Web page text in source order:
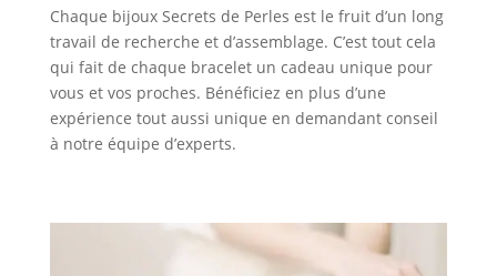
Chaque bijoux Secrets de Perles est le fruit d’un long
travail de recherche et d’assemblage. C’est tout cela
qui fait de chaque bracelet un cadeau unique pour
vous et vos proches. Bénéficiez en plus d’une
expérience tout aussi unique en demandant conseil
à notre équipe d’experts.